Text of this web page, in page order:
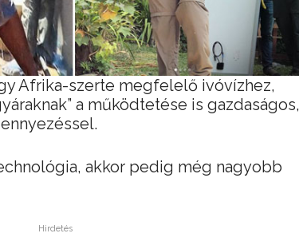
Afrika-szerte megfelelő ivóvízhez,
a működtetése is gazdaságos,
akkor pedig még nagyobb
Hirdetés